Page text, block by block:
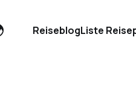
ReiseblogListe